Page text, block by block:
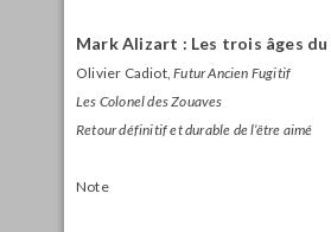
Mark Alizart : Les trois âges du
Olivier Cadiot,Futur Ancien Fugitif
Les Colonel des Zouaves
Retour définitif et durable de l’être aimé
Note